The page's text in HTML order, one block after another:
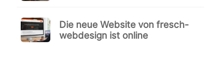
Die neue Website von fresch-
webdesign ist online